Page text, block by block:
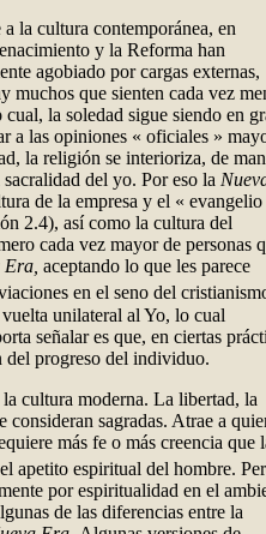
la cultura contemporánea, en
y la Reforma han
agobiado por cargas externas,
muchos que sienten cada vez
la soledad sigue siendo en
a las opiniones « oficiales »
la religión se interioriza, de
del yo. Por eso la
de la empresa y el « evangelio
2.4), así como la cultura del
cada vez mayor de personas
Era, aceptando lo que les parece
en el seno del
unilateral al Yo, lo cual
señalar es que, en ciertas
del progreso del individuo.
cultura moderna. La libertad, la
sagradas. Atrae a
más fe o más creencia que
apetito espiritual del hombre.
por espiritualidad en el
de las diferencias entre la